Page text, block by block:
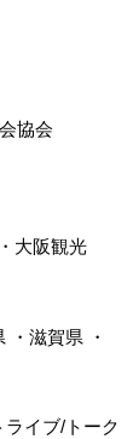
協会
阪観光
賀県 ・
イブ/トーク